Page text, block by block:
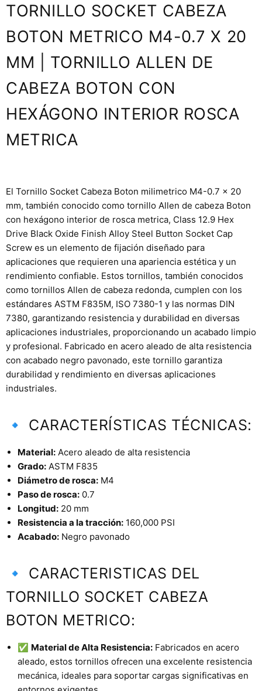
TORNILLO SOCKET CABEZA
BOTON METRICO M4-0.7 X 20
MM | TORNILLO ALLEN DE
CABEZA BOTON CON
HEXÁGONO INTERIOR ROSCA
METRICA
El Tornillo Socket Cabeza Boton milimetrico M4-0.7 x 20
mm, también conocido como tornillo Allen de cabeza Boton
con hexágono interior de rosca metrica, Class 12.9 Hex
Drive Black Oxide Finish Alloy Steel Button Socket Cap
Screw es un elemento de fijación diseñado para
aplicaciones que requieren una apariencia estética y un
rendimiento confiable. Estos tornillos, también conocidos
como tornillos Allen de cabeza redonda, cumplen con los
estándares ASTM F835M, ISO 7380-1 y las normas DIN
7380, garantizando resistencia y durabilidad en diversas
aplicaciones industriales, proporcionando un acabado limpio
y profesional. Fabricado en acero aleado de alta resistencia
con acabado negro pavonado, este tornillo garantiza
durabilidad y rendimiento en diversas aplicaciones
industriales.
🔹 CARACTERÍSTICAS TÉCNICAS:
Material: Acero aleado de alta resistencia
Grado: ASTM F835
Diámetro de rosca: M4
Paso de rosca: 0.7
Longitud: 20 mm
Resistencia a la tracción: 160,000 PSI
Acabado: Negro pavonado
🔹 CARACTERISTICAS DEL
TORNILLO SOCKET CABEZA
BOTON METRICO:
✅ Material de Alta Resistencia: Fabricados en acero
aleado, estos tornillos ofrecen una excelente resistencia
mecánica, ideales para soportar cargas significativas en